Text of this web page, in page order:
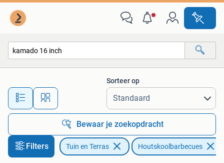
Alle afstanden…
Sorteer op
Bewaar je zoekopdracht
Filters Tuin en Terras Houtskoolbarbecues